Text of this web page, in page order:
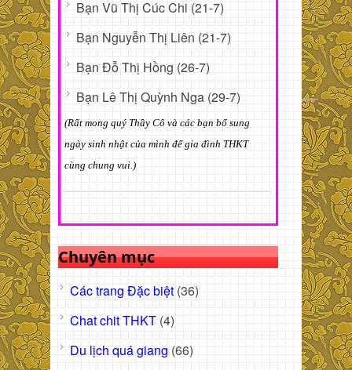
Bạn Vũ Thị Cúc Chi (21-7)
Bạn Nguyễn Thị Liên (21-7)
Bạn Đỗ Thị Hồng (26-7)
Bạn Lê Thị Quỳnh Nga (29-7)
(Rất mong quý Thầy Cô và các bạn bổ sung
ngày sinh nhật của mình để gia đình THKT
cùng chung vui.)
Chuyên mục
Các trang Đặc biệt (36)
Chat chit THKT (4)
Du lịch quá giang (66)